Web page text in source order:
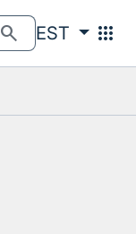
search EST apps